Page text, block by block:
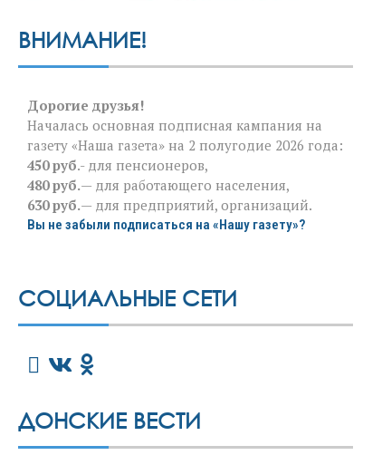
ВНИМАНИЕ!
Дорогие друзья!
Началась основная подписная кампания на
газету «Наша газета» на 2 полугодие 2026 года:
450 руб.- для пенсионеров,
480 руб.— для работающего населения,
630 руб.— для предприятий, организаций.
Вы не забыли подписаться на «Нашу газету»?
СОЦИАЛЬНЫЕ СЕТИ
ДОНСКИЕ ВЕСТИ